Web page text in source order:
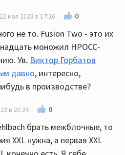
22 мая 2023 в 17:26 0
не то. Fusion Two - это их
моножил HPOCC-
Ув. Виктор Горбатов
давно, интересно,
в производстве?
в 20:24 0
брать межблочные, то
XXL нужна, а первая XXL